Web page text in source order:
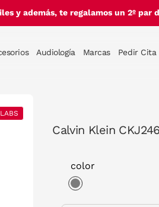
y además, te regalamos un 2º par
Audiología Marcas Pedir Cita
Calvin Klein
color